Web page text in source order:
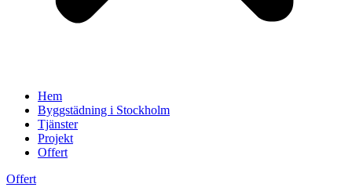
Hem
Byggstädning i Stockholm
Tjänster
Projekt
Offert
Offert